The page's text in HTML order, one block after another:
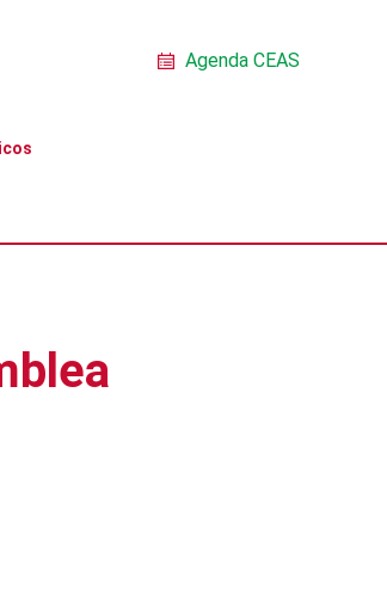
Agenda CEAS